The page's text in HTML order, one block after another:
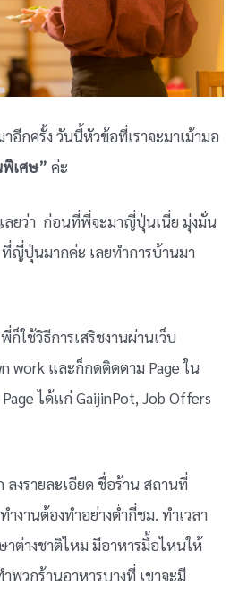
อีกครั้ง วันนี้หัวข้อที่เราจะมาเม้ามอ
พิเศษ” ค่ะ
ลยว่า ก่อนที่พี่จะมาญี่ปุ่นเนี่ย มุ่งมั่น
ญี่ปุ่นมากค่ะ เลยทำการบ้านมา
ใช้วิธีการเสริชงานผ่านเว็บ
work และก็กดติดตาม Page ใน
ได้แก่ GaijinPot, Job Offers
ลงรายละเอียด ชื่อร้าน สถานที่
ำงานต้องทำอย่างต่ำกี่ชม. ทำเวลา
ต่างชาติไหม มีอาหารมื้อไหนให้
พวกร้านอาหารบางที่ เขาจะมี